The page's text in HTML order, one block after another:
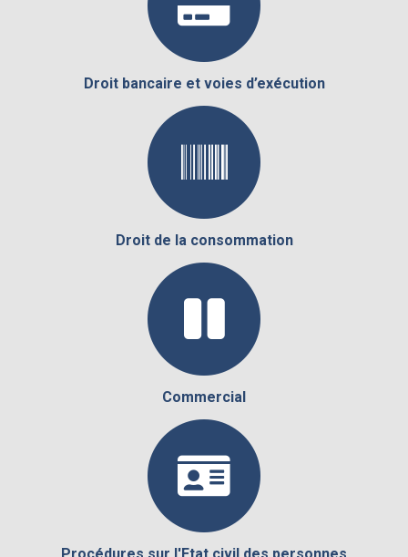
Droit bancaire et voies d’exécution
Droit de la consommation
Commercial